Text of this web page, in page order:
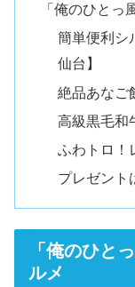
「俺のひとっ
簡単便利シ
仙台】
絶品あなご
高級黒毛和
ふわトロ！
プレゼント
「俺のひと
ルメ